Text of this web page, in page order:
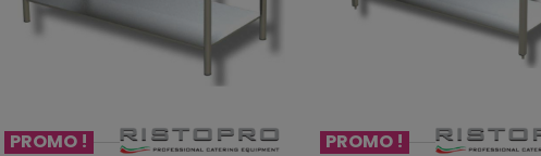
PROMO ! PROMO !